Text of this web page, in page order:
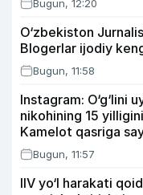
Bugun, 12:20
O‘zbekiston
Blogerlar ijodiy
Bugun, 11:58
Instagram: O‘g‘lini
nikohining 15
Kamelot qasriga
Bugun, 11:57
IIV yo‘l harakati